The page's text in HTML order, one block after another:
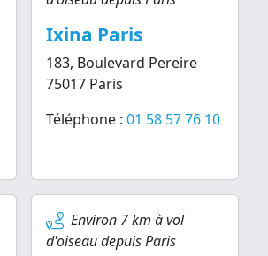
Ixina Paris
183, Boulevard Pereire
75017 Paris
Téléphone :01 58 57 76 10
Environ 7 km à vol
d'oiseau depuis Paris